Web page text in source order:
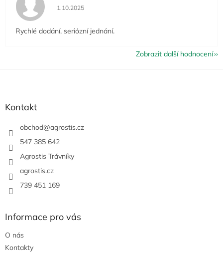
Hodnocení obchodu je 5 z 5 hvězdiček.
1.10.2025
Rychlé dodání, seriózní jednání.
Zobrazit další hodnocení
Kontakt
obchod@agrostis.cz
547 385 642
Agrostis Trávníky
agrostis.cz
739 451 169
Informace pro vás
O nás
Kontakty